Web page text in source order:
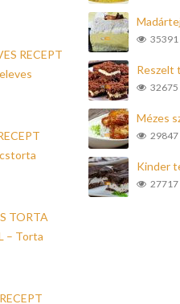
RECEPT
TORTA
– Torta
35391
Reszelt
32675
Mézes
29847
Kinder
27717